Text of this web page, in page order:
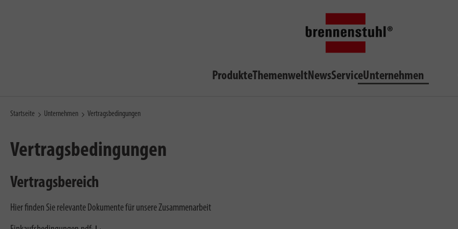
ProdukteThemenweltNewsServiceUnternehmen
Startseite Unternehmen Vertragsbedingungen
Vertragsbedingungen
Vertragsbereich
Hier finden Sie relevante Dokumente für unsere Zusammenarbeit